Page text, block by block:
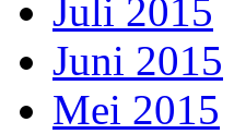
Juli 2015
Juni 2015
Mei 2015